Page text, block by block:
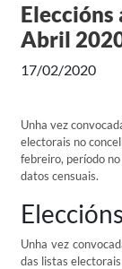
Eleccións
Abril
17/02/2020
Unha vez
electorais no
febreiro, período
datos censuais.
Unha vez
das listas